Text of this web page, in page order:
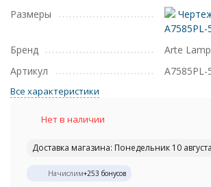
Размеры
A7585PL-
Бренд
Arte Lamp
Артикул
A7585PL-
Все характеристики
Нет в наличии
Доставка магазина: Понедельник 10 августа
Начислим+253 бонусов